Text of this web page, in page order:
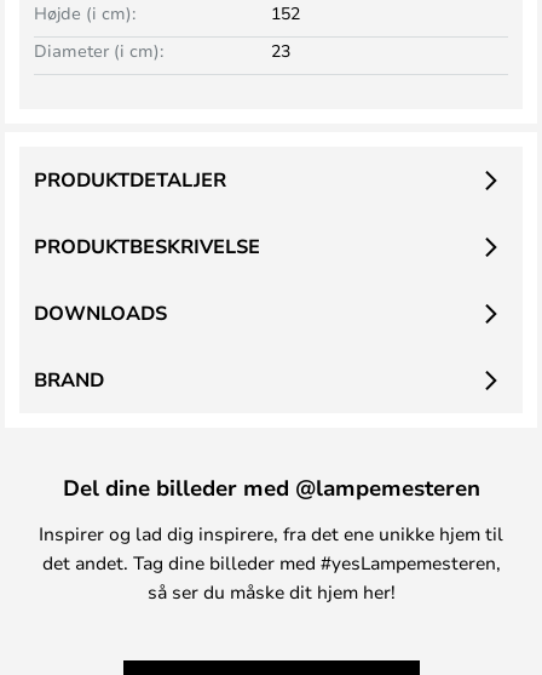
Højde (i cm):
152
Diameter (i cm):
23
PRODUKTBESKRIVELSE
PRODUKTDETALJER
DOWNLOADS
BRAND
Del dine billeder med @lampemesteren
Inspirer og lad dig inspirere, fra det ene unikke hjem til
det andet. Tag dine billeder med #yesLampemesteren,
så ser du måske dit hjem her!